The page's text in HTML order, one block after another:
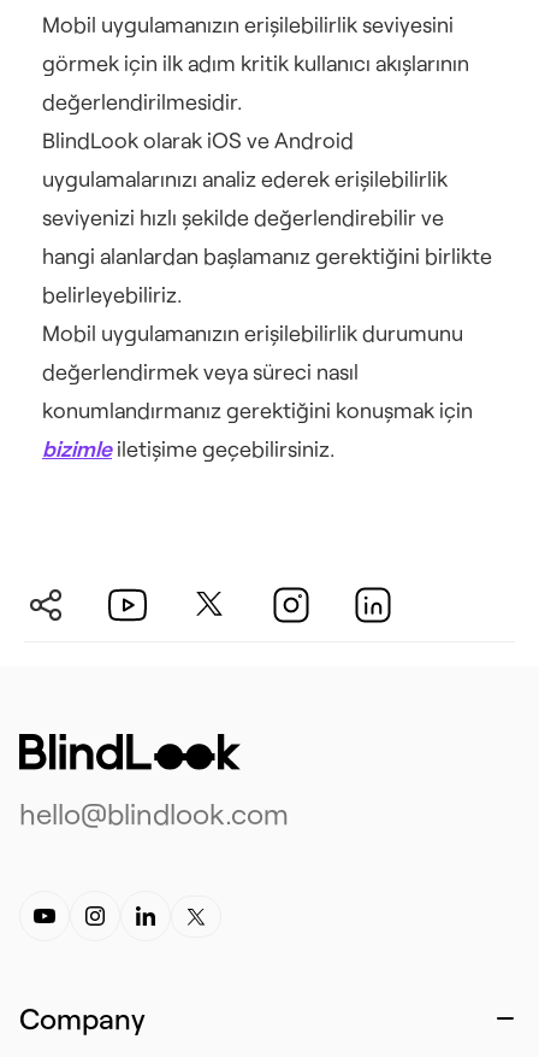
Mobil uygulamanızın erişilebilirlik seviyesini
görmek için ilk adım kritik kullanıcı akışlarının
değerlendirilmesidir.
BlindLook olarak iOS ve Android
uygulamalarınızı analiz ederek erişilebilirlik
seviyenizi hızlı şekilde değerlendirebilir ve
hangi alanlardan başlamanız gerektiğini birlikte
belirleyebiliriz.
Mobil uygulamanızın erişilebilirlik durumunu
değerlendirmek veya süreci nasıl
bizimle iletişime geçebilirsiniz.
hello@blindlook.com
Company